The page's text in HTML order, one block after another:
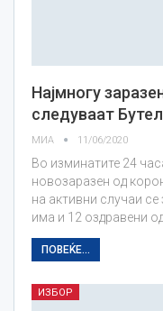
Најмногу
следуваат
МИА 11/06/2020
Во изминатите 24
новозаразен од
на активни случаи
има и 12 оздравени
ПОВЕЌЕ...
ИЗБОР